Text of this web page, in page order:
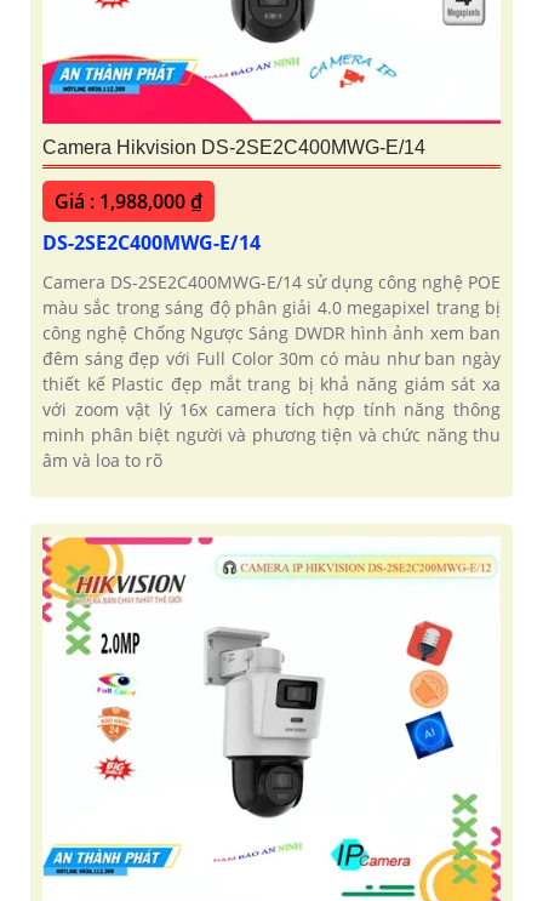
Camera Hikvision DS-2SE2C400MWG-E/14
Giá : 1,988,000 ₫
DS-2SE2C400MWG-E/14
Camera DS-2SE2C400MWG-E/14 sử dụng công nghệ POE
màu sắc trong sáng độ phân giải 4.0 megapixel trang bị
công nghệ Chống Ngược Sáng DWDR hình ảnh xem ban
đêm sáng đẹp với Full Color 30m có màu như ban ngày
thiết kế Plastic đẹp mắt trang bị khả năng giám sát xa
với zoom vật lý 16x camera tích hợp tính năng thông
minh phân biệt người và phương tiện và chức năng thu
âm và loa to rõ